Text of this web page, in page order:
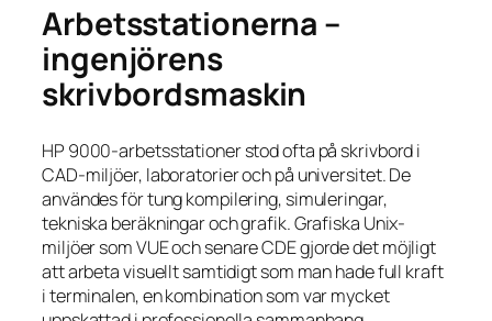
Arbetsstationerna –
ingenjörens
skrivbordsmaskin
HP 9000-arbetsstationer stod ofta på skrivbord i
CAD-miljöer, laboratorier och på universitet. De
användes för tung kompilering, simuleringar,
tekniska beräkningar och grafik. Grafiska Unix-
miljöer som VUE och senare CDE gjorde det möjligt
att arbeta visuellt samtidigt som man hade full kraft
i terminalen, en kombination som var mycket